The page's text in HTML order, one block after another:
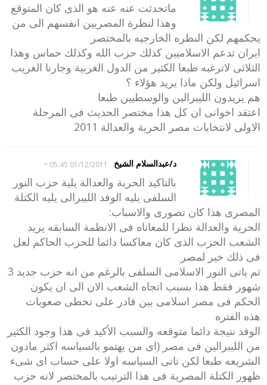
ماتحدثت عنه عنه هو الذى كان المتوقع
وهذا لنظرة المصريين انفسهم الى من
يحكمهم لكن النظره الخارجيه بالمختصر
ايران تدعم الاسلاميين كذلك حزب الله وكذلك حماس وهذا
الثلاثى لاترغبه طبعا الكثير من الدول الغربية وجارنا الغريب
اسرائيل ولكن ماذا يريد هؤلاء ؟
هم يريدون الليبرالين والوسطيين طبعا
اعتقد اخوانى ان كل هذا مختصر الحديث فى المرحلة
الاولى لانتخابات مصر الحرية والعدالة 2011
د/عبدالسلام الشيخ 01/12/2011 05:45
-
بالتاكيد الحرية والعدالة يلية حزب النور
السلفى يليه الوفد الليبرالى يليه الكتلة
المصرى هذا كان تصورى والاسباب:
الحرية والعدالة نظرا للمعاناه فى الانظمة السابقه يريد
الشعب الحزب الذى كان معاكسا دائما للحزب الحاكم لعل
فى ذلك خير لمصر
ثم ياتى النور الاسلامى السلفى بالرغم من انه حزب جديد 3
شهور فقط هذا بسبب اتجاه الشعب الان الى ان يكون
الحكم فى مصر اسلامى بين قادر على تخطى صعوبات
هذه الفتره
الوفد نتيجة دائما متوقعه والسبب الأكيد فى هذا وجود الكثير
من الليبرالين فى مصر (اى من يهتمو بالسياسه اكثر مادون
الشريعه طبعا لكن تاتى السياسه اولا على حساب اى شىء
ظهور الكتلة المصرية فى هذا الترتيب بالمختصر لانه حزب